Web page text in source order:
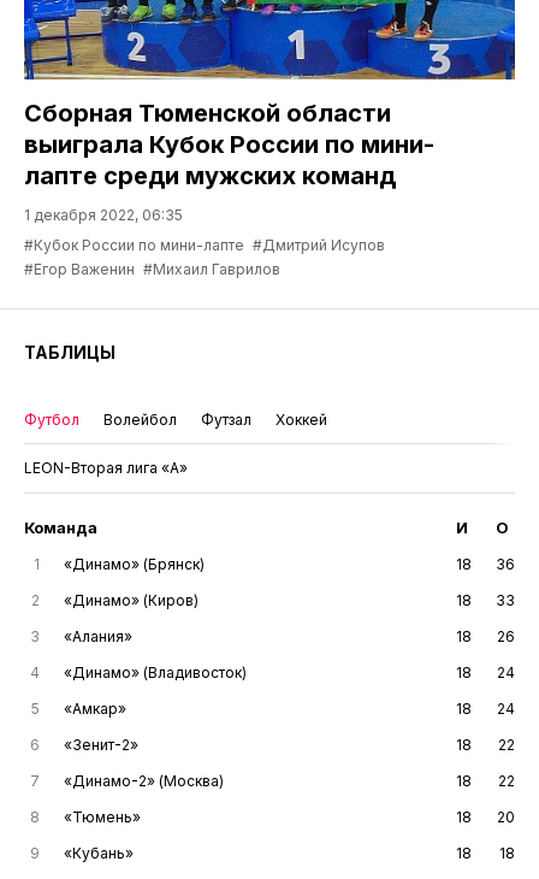
Сборная Тюменской области
выиграла Кубок России по мини-
лапте среди мужских команд
1 декабря 2022, 06:35
#Кубок России по мини-лапте #Дмитрий Исупов
#Егор Важенин #Михаил Гаврилов
ТАБЛИЦЫ
Футбол Волейбол Футзал Хоккей
LEON-Вторая лига «А»
Команда И О
1 «Динамо» (Брянск) 18
36
2
«Динамо» (Киров) 18
33
3
«Алания» 18
26
4
«Динамо» (Владивосток) 18
24
5
«Амкар» 18
24
6
«Зенит-2» 18
22
7
«Динамо-2» (Москва) 18
22
8
«Тюмень» 18
20
9
«Кубань» 18
18